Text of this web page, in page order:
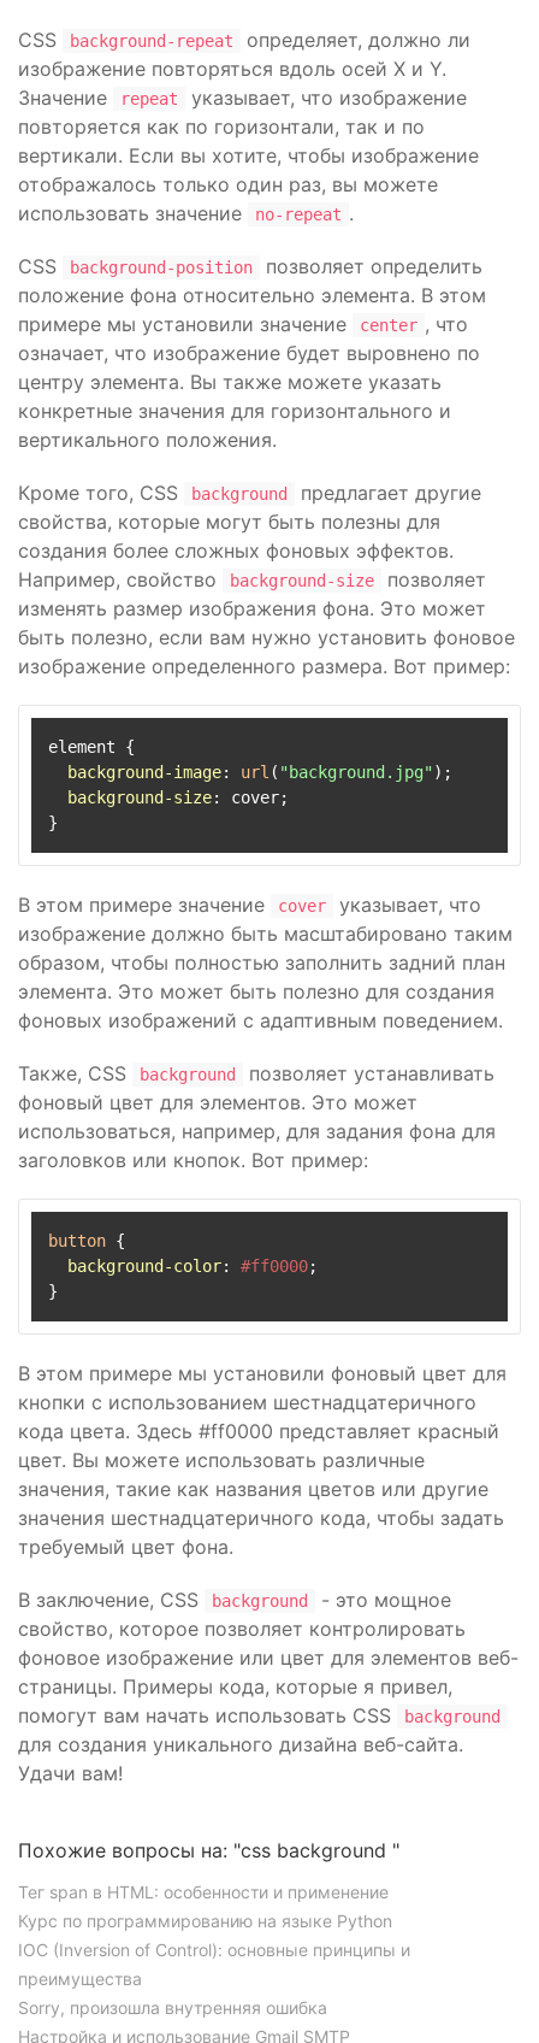
CSS background-repeat
определяет, должно ли
изображение повторяться вдоль осей X и Y.
Значение
repeat
указывает, что изображение
повторяется как по горизонтали, так и по
вертикали. Если вы хотите, чтобы изображение
отображалось только один раз, вы можете
использовать значение
no-repeat .
CSS background-position
позволяет определить
положение фона относительно элемента. В этом
примере мы установили значение
center , что
означает, что изображение будет выровнено по
центру элемента. Вы также можете указать
конкретные значения для горизонтального и
вертикального положения.
Кроме того, CSS background
предлагает другие
свойства, которые могут быть полезны для
создания более сложных фоновых эффектов.
Например, свойство
background-size
позволяет
изменять размер изображения фона. Это может
быть полезно, если вам нужно установить фоновое
изображение определенного размера. Вот пример:
element {
background-image: url ( "background.jpg");
background-size: cover;
В этом примере значение cover
указывает, что
изображение должно быть масштабировано таким
образом, чтобы полностью заполнить задний план
элемента. Это может быть полезно для создания
фоновых изображений с адаптивным поведением.
Также, CSS background
позволяет устанавливать
фоновый цвет для элементов. Это может
использоваться, например, для задания фона для
заголовков или кнопок. Вот пример:
button {
background-color: #ff0000;
В этом примере мы установили фоновый цвет для
кнопки с использованием шестнадцатеричного
кода цвета. Здесь #ff0000 представляет красный
цвет. Вы можете использовать различные
значения, такие как названия цветов или другие
значения шестнадцатеричного кода, чтобы задать
требуемый цвет фона.
В заключение, CSS background
- это мощное
свойство, которое позволяет контролировать
фоновое изображение или цвет для элементов веб-
страницы. Примеры кода, которые я привел,
помогут вам начать использовать CSS
background
для создания уникального дизайна веб-сайта.
Удачи вам!
Похожие вопросы на: "css background "
Тег span в HTML: особенности и применение
Курс по программированию на языке Python
IOC (Inversion of Control): основные принципы и
преимущества
Sorry, произошла внутренняя ошибка
Настройка и использование Gmail SMTP